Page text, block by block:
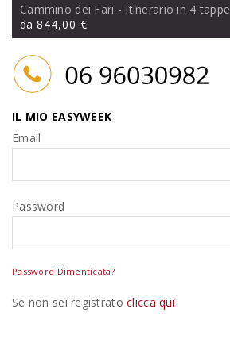
Cammino dei Fari - Itinerario in 4 tappe
da 844,00 €
IL MIO EASYWEEK
Email
Password
Password Dimenticata?
Se non sei registratoclicca qui